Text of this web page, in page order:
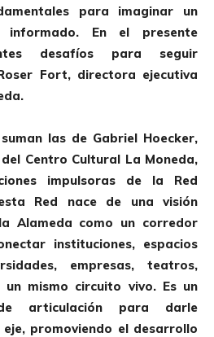
para imaginar un
En el presente
desafíos para seguir
Fort, directora ejecutiva
las de Gabriel Hoecker,
Centro Cultural La Moneda,
impulsoras de la Red
Red nace de una visión
Alameda como un corredor
instituciones, espacios
empresas, teatros,
mismo circuito vivo. Es un
articulación para darle
promoviendo el desarrollo